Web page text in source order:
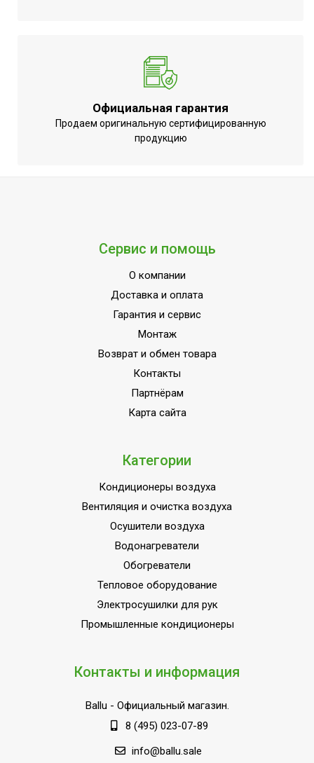
Официальная гарантия
Продаем оригинальную сертифицированную
продукцию
Сервис и помощь
О компании
Доставка и оплата
Гарантия и сервис
Монтаж
Возврат и обмен товара
Контакты
Партнёрам
Карта сайта
Категории
Кондиционеры воздуха
Вентиляция и очистка воздуха
Осушители воздуха
Водонагреватели
Обогреватели
Тепловое оборудование
Электросушилки для рук
Промышленные кондиционеры
Контакты и информация
Ballu - Официальный магазин.
8 (495) 023-07-89
info@ballu.sale